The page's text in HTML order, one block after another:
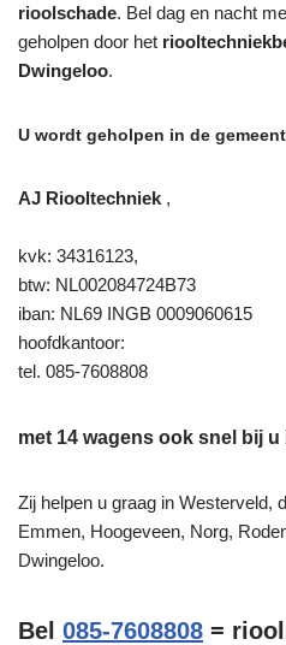
rioolschade. Bel dag en nacht
geholpen door het
Dwingeloo.
U wordt geholpen in de
AJ Riooltechniek ,
kvk: 34316123,
btw: NL002084724B73
iban: NL69 INGB 0009060615
hoofdkantoor:
tel. 085-7608808
met 14 wagens ook snel bij
Zij helpen u graag in Westerveld,
Emmen, Hoogeveen, Norg,
Dwingeloo.
Bel 085-7608808 =